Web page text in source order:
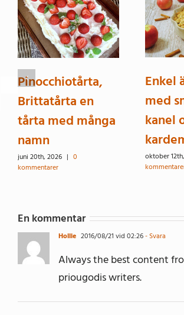
Pinocchiotårta,
Brittatårta en
tårta med många
namn
juni 20th, 2026 | 0
kommentarer
Enkel
med
kanel
oktober
En kommentar
Hollie 2016/08/21 vid 02:26- Svara
Always the best content
priougodis writers.